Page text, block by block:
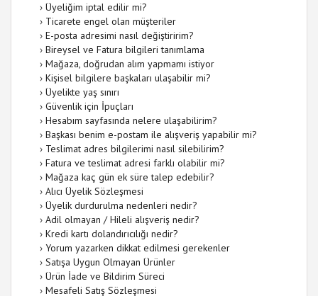
› Üyeliğim iptal edilir mi?
› Ticarete engel olan müşteriler
› E-posta adresimi nasıl değiştiririm?
› Bireysel ve Fatura bilgileri tanımlama
› Mağaza, doğrudan alım yapmamı istiyor
› Kişisel bilgilere başkaları ulaşabilir mi?
› Üyelikte yaş sınırı
› Güvenlik için İpuçları
› Hesabım sayfasında nelere ulaşabilirim?
› Başkası benim e-postam ile alışveriş yapabilir mi?
› Teslimat adres bilgilerimi nasıl silebilirim?
› Fatura ve teslimat adresi farklı olabilir mi?
› Mağaza kaç gün ek süre talep edebilir?
› Alıcı Üyelik Sözleşmesi
› Üyelik durdurulma nedenleri nedir?
› Adil olmayan / Hileli alışveriş nedir?
› Kredi kartı dolandırıcılığı nedir?
› Yorum yazarken dikkat edilmesi gerekenler
› Satışa Uygun Olmayan Ürünler
› Ürün İade ve Bildirim Süreci
› Mesafeli Satış Sözleşmesi